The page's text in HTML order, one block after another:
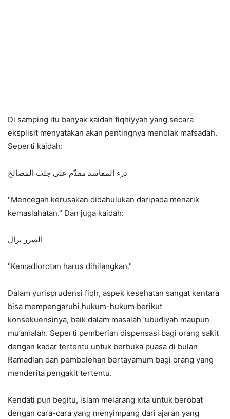
Di samping itu banyak kaidah fiqhiyyah yang secara
eksplisit menyatakan akan pentingnya menolak mafsadah.
Seperti kaidah:
درء المفاسد مقدّم على جلب المصالح
"Mencegah kerusakan didahulukan daripada menarik
kemaslahatan." Dan juga kaidah:
الضرر يزال
"Kemadlorotan harus dihilangkan."
Dalam yurisprudensi fiqh, aspek kesehatan sangat kentara
bisa mempengaruhi hukum-hukum berikut
konsekuensinya, baik dalam masalah ‘ubudiyah maupun
mu’amalah. Seperti pemberian dispensasi bagi orang sakit
dengan kadar tertentu untuk berbuka puasa di bulan
Ramadlan dan pembolehan bertayamum bagi orang yang
menderita pengakit tertentu.
Kendati pun begitu, islam melarang kita untuk berobat
dengan cara-cara yang menyimpang dari ajaran yang